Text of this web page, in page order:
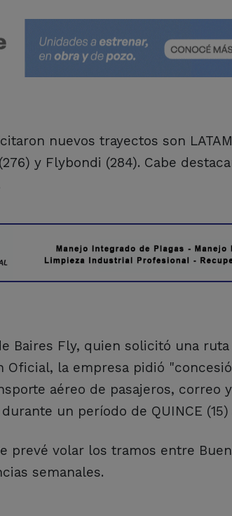
nuevos trayectos son
y Flybondi (284). Cabe
Baires Fly, quien solicitó una
Oficial, la empresa pidió
aéreo de pasajeros, correo
durante un período de QUINCE
prevé volar los tramos entre
semanales.